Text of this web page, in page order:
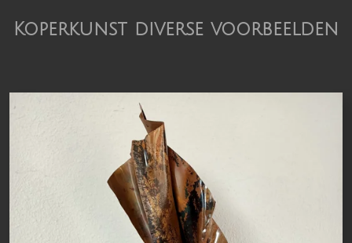
Koperkunst diverse voorbeelden